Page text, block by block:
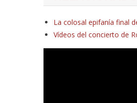
La colosal epifanía final
Vídeos del concierto de